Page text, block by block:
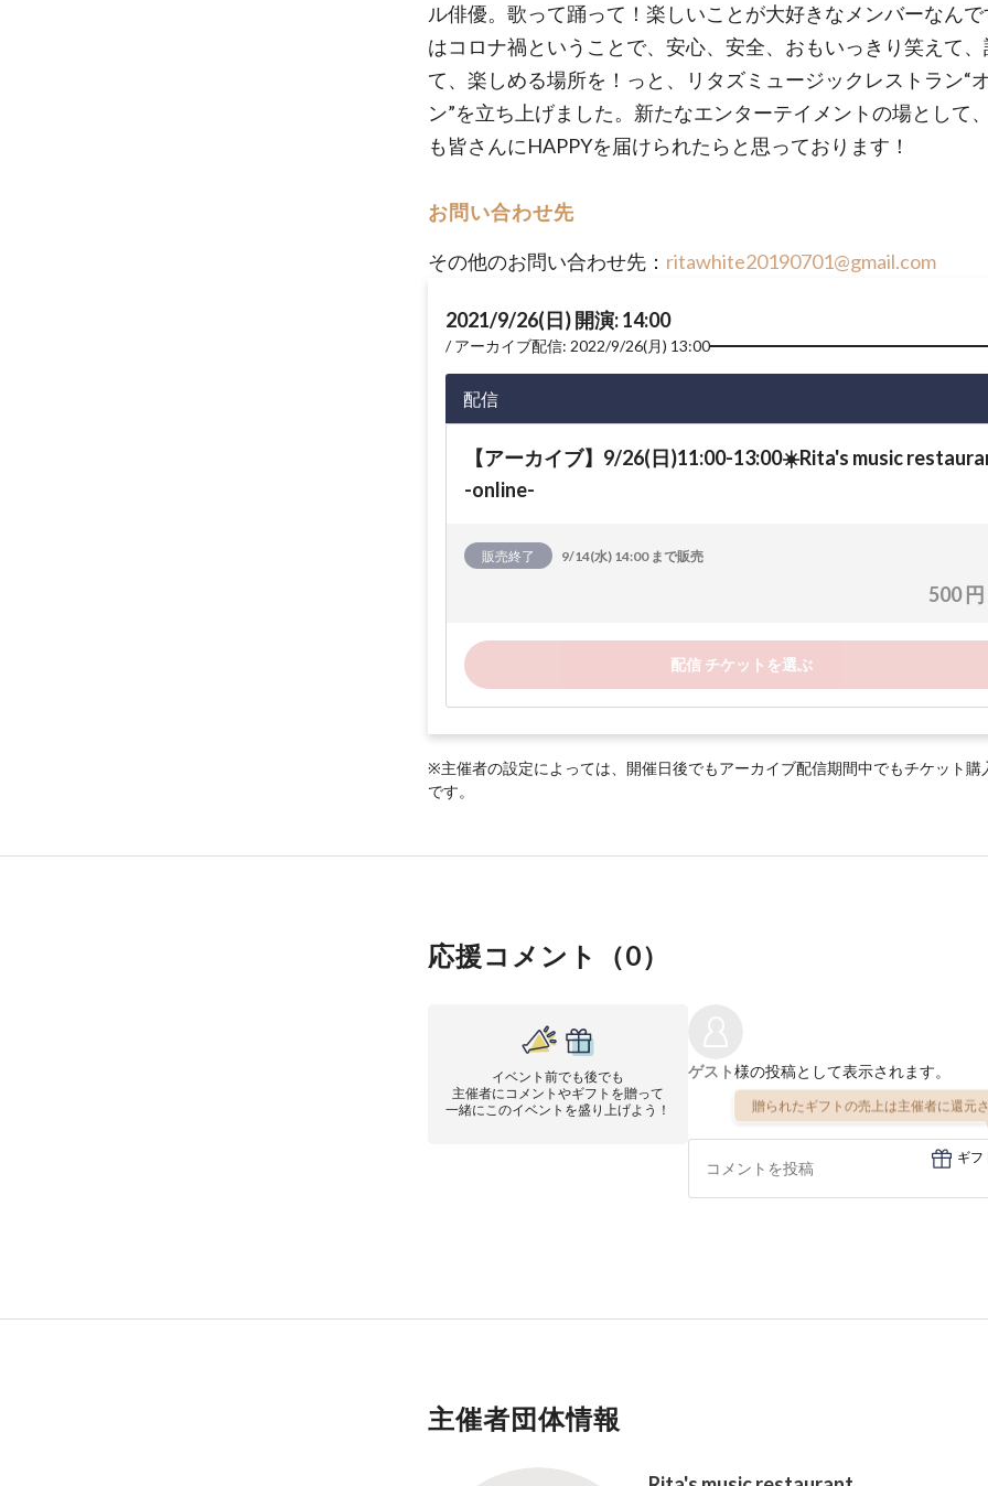
ル俳優。歌って踊って！楽しいことが大好きなメンバーなん
はコロナ禍ということで、安心、安全、おもいっきり笑えて
て、楽しめる場所を！っと、リタズミュージックレストラン“
ン”を立ち上げました。新たなエンターテイメントの場として
も皆さんにHAPPYを届けられたらと思っております！
お問い合わせ先
その他のお問い合わせ先： ritawhite20190701@gmail.com
2021/9/26(日) 開演: 14:00
アーカイブ配信: 2022/9/26(月) 13:00
配信
【アーカイブ】9/26(日)11:00-13:00☀️Rita's music
-online-
販売終了 9/14(水) 14:00 まで販売
500 円
配信 チケットを選ぶ
※主催者の設定によっては、開催日後でもアーカイブ配信期間中でもチケット購
です。
応援コメント（0）
イベント前でも後でも
主催者にコメントやギフトを贈って
一緒にこのイベントを盛り上げよう！
ゲスト様の投稿として表示されます。
贈られたギフトの売上は主催者に還元
ギフ
主催者団体情報